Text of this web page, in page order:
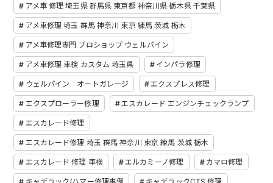
アメ車 修理 埼玉県 群馬県 東京都 神奈川県 栃木県 千葉県
アメ車修理 埼玉 群馬 神奈川 東京 練馬 茨城 栃木
アメ車修理専門 プロショップ ウェルパイン
アメ車修理 車検 カスタム 埼玉県 インパラ修理
ウェルパイン オートガレージ エクスプレス修理
エクスプローラー修理 エスカレード エンジンチェックランプ
エスカレード修理
エスカレード修理 埼玉 群馬 神奈川 東京 練馬 茨城 栃木
エスカレード 修理 車検 エルカミーノ修理 カマロ修理